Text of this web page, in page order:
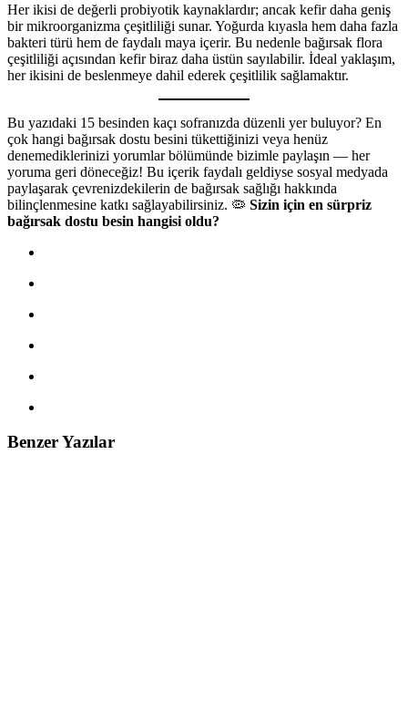
Her ikisi de değerli probiyotik kaynaklardır; ancak kefir daha geniş
bir mikroorganizma çeşitliliği sunar. Yoğurda kıyasla hem daha fazla
bakteri türü hem de faydalı maya içerir. Bu nedenle bağırsak flora
çeşitliliği açısından kefir biraz daha üstün sayılabilir. İdeal yaklaşım,
her ikisini de beslenmeye dahil ederek çeşitlilik sağlamaktır.
Bu yazıdaki 15 besinden kaçı sofranızda düzenli yer buluyor? En
çok hangi bağırsak dostu besini tükettiğinizi veya henüz
denemediklerinizi yorumlar bölümünde bizimle paylaşın — her
yoruma geri döneceğiz! Bu içerik faydalı geldiyse sosyal medyada
paylaşarak çevrenizdekilerin de bağırsak sağlığı hakkında
bilinçlenmesine katkı sağlayabilirsiniz. 🦠 Sizin için en sürpriz
bağırsak dostu besin hangisi oldu?
Benzer Yazılar